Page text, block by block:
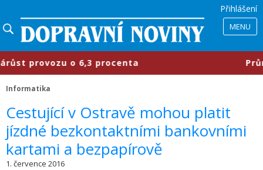
Přihlášení
MENU
o 6,3 procenta
Informatika
​Cestující v Ostravě mohou platit
jízdné bezkontaktními bankovními
kartami a bezpapírově
1. července 2016